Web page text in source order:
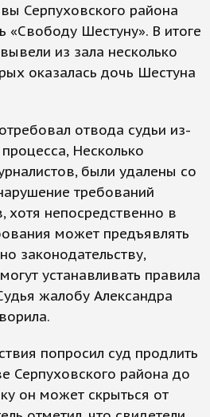
Серпуховского района
«Свободу Шестуну». В итоге
из зала несколько
оказалась дочь Шестуна
отвода судьи из-
Несколько
были удалены со
требований
хотя непосредственно в
может предъявлять
законодательству,
устанавливать правила
жалобу Александра
попросил суд продлить
Серпуховского района до
он может скрыться от